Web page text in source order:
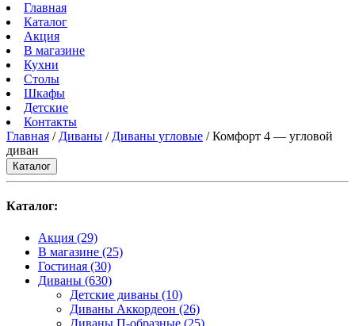
Главная
Каталог
Акция
В магазине
Кухни
Столы
Шкафы
Детские
Контакты
Главная / Диваны / Диваны угловые / Комфорт 4 — угловой
диван
Каталог
Каталог:
Акция (29)
В магазине (25)
Гостиная (30)
Диваны (630)
Детские диваны (10)
Диваны Аккордеон (26)
Диваны П-образные (25)